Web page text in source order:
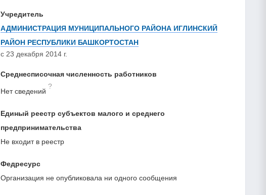
Учредитель
АДМИНИСТРАЦИЯ МУНИЦИПАЛЬНОГО РАЙОНА ИГЛИНСКИЙ
РАЙОН РЕСПУБЛИКИ БАШКОРТОСТАН
с 23 декабря 2014 г.
Среднесписочная численность работников
Нет сведений
?
Единый реестр субъектов малого и среднего
предпринимательства
Не входит в реестр
Федресурс
Организация не опубликовала ни одного сообщения